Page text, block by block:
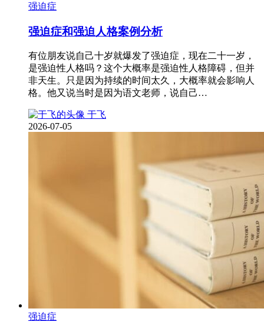
强迫症
强迫症和强迫人格案例分析
有位朋友说自己十岁就爆发了强迫症，现在二十一岁，
是强迫性人格吗？这个大概率是强迫性人格障碍，但并
非天生。只是因为持续的时间太久，大概率就会影响人
格。他又说当时是因为语文老师，说自己…
于飞
2026-07-05
强迫症